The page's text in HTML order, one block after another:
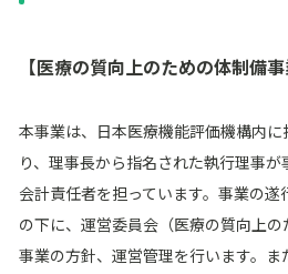
【医療の質向上のための体制備事
本事業は、日本医療機能評価機構内
り、理事長から指名された執行理事
会計責任者を担っています。事業の
の下に、運営委員会（医療の質向上の
事業の方針、運営管理を行います。